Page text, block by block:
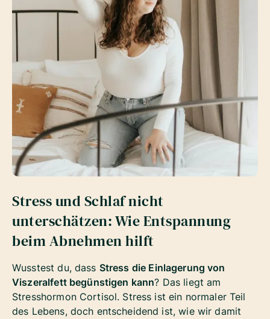
Stress und Schlaf nicht
unterschätzen: Wie Entspannung
beim Abnehmen hilft
Wusstest du, dass Stress die Einlagerung von
Viszeralfett begünstigen kann? Das liegt am
Stresshormon Cortisol. Stress ist ein normaler Teil
des Lebens, doch entscheidend ist, wie wir damit